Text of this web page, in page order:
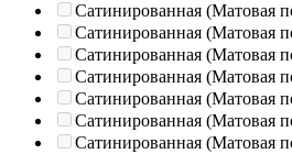
Сатинированная (Матовая
Сатинированная (Матовая
Сатинированная (Матовая
Сатинированная (Матовая
Сатинированная (Матовая
Сатинированная (Матовая
Сатинированная (Матовая